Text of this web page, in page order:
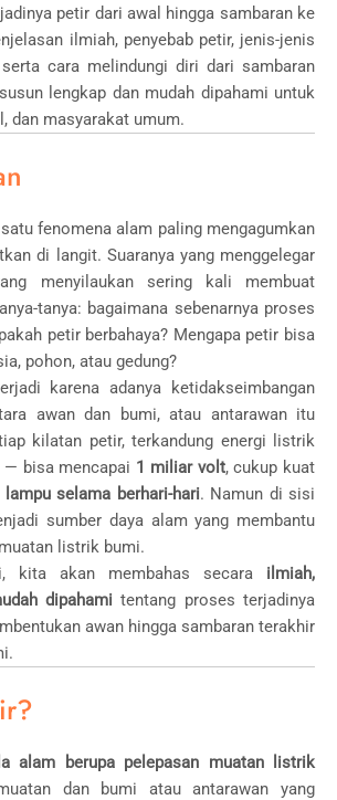
petir dari awal hingga sambaran ke
ilmiah, penyebab petir, jenis-jenis
serta cara melindungi diri dari sambaran
lengkap dan mudah dipahami untuk
dan masyarakat umum.
fenomena alam paling mengagumkan
di langit. Suaranya yang menggelegar
menyilaukan sering kali membuat
tanya: bagaimana sebenarnya proses
petir berbahaya? Mengapa petir bisa
pohon, atau gedung?
karena adanya ketidakseimbangan
awan dan bumi, atau antarawan itu
kilatan petir, terkandung energi listrik
— bisa mencapai 1 miliar volt, cukup kuat
lampu selama berhari-hari. Namun di sisi
sumber daya alam yang membantu
listrik bumi.
kita akan membahas secara ilmiah,
dipahami tentang proses terjadinya
awan hingga sambaran terakhir
alam berupa pelepasan muatan listrik
dan bumi atau antarawan yang